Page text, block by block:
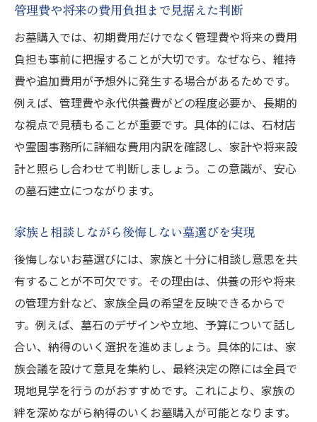
管理費や将来の費用負担まで見据えた判断
お墓購入では、初期費用だけでなく管理費や将来の費用
負担も事前に把握することが大切です。なぜなら、維持
費や追加費用が予想外に発生する場合があるためです。
例えば、管理費や永代供養費がどの程度必要か、長期的
な視点で見積もることが重要です。具体的には、石材店
や霊園事務所に詳細な費用内訳を確認し、家計や将来設
計と照らし合わせて判断しましょう。この意識が、安心
の墓石建立につながります。
家族と相談しながら後悔しない墓選びを実現
後悔しないお墓選びには、家族と十分に相談し意思を共
有することが不可欠です。その理由は、供養の形や将来
の管理方針など、家族全員の希望を反映できるからで
す。例えば、墓石のデザインや立地、予算について話し
合い、納得のいく選択を進めましょう。具体的には、家
族会議を設けて意見を集約し、最終決定の際には全員で
現地見学を行うのがおすすめです。これにより、家族の
絆を深めながら納得のいくお墓購入が可能となります。